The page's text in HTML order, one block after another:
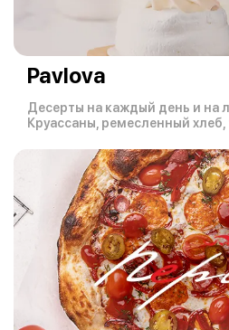
Pavlova
Десерты на каждый день и на
Круассаны, ремесленный хлеб,